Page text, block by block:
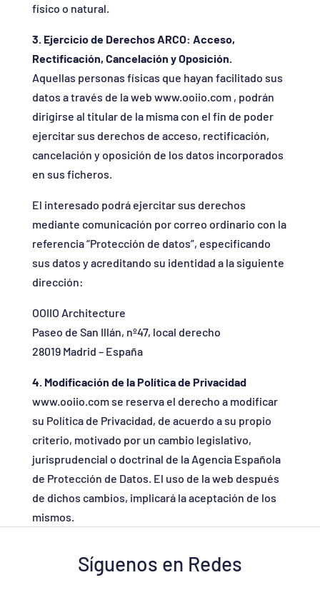
físico o natural.
3. Ejercicio de Derechos ARCO: Acceso,
Rectificación, Cancelación y Oposición.
Aquellas personas físicas que hayan facilitado sus
datos a través de la web www.ooiio.com , podrán
dirigirse al titular de la misma con el fin de poder
ejercitar sus derechos de acceso, rectificación,
cancelación y oposición de los datos incorporados
en sus ficheros.
El interesado podrá ejercitar sus derechos
mediante comunicación por correo ordinario con la
referencia “Protección de datos”, especificando
sus datos y acreditando su identidad a la siguiente
dirección:
OOIIO Architecture
Paseo de San Illán, nº47, local derecho
28019 Madrid – España
4. Modificación de la Política de Privacidad
www.ooiio.com se reserva el derecho a modificar
su Política de Privacidad, de acuerdo a su propio
criterio, motivado por un cambio legislativo,
jurisprudencial o doctrinal de la Agencia Española
de Protección de Datos. El uso de la web después
de dichos cambios, implicará la aceptación de los
mismos.
Síguenos en Redes